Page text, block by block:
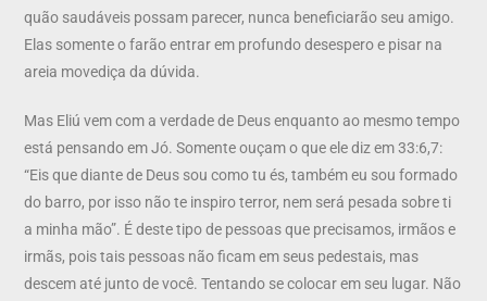
quão saudáveis possam parecer, nunca beneficiarão seu amigo.
Elas somente o farão entrar em profundo desespero e pisar na
areia movediça da dúvida.
Mas Eliú vem com a verdade de Deus enquanto ao mesmo tempo
está pensando em Jó. Somente ouçam o que ele diz em 33:6,7:
“Eis que diante de Deus sou como tu és, também eu sou formado
do barro, por isso não te inspiro terror, nem será pesada sobre ti
a minha mão”. É deste tipo de pessoas que precisamos, irmãos e
irmãs, pois tais pessoas não ficam em seus pedestais, mas
descem até junto de você. Tentando se colocar em seu lugar. Não